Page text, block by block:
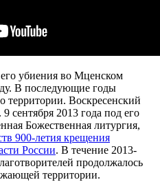
убиения во Мценском
В последующие годы
территории. Воскресенский
сентября 2013 года под его
Божественная литургия,
900-летия крещения
России. В течение 2013-
продолжалось
территории.